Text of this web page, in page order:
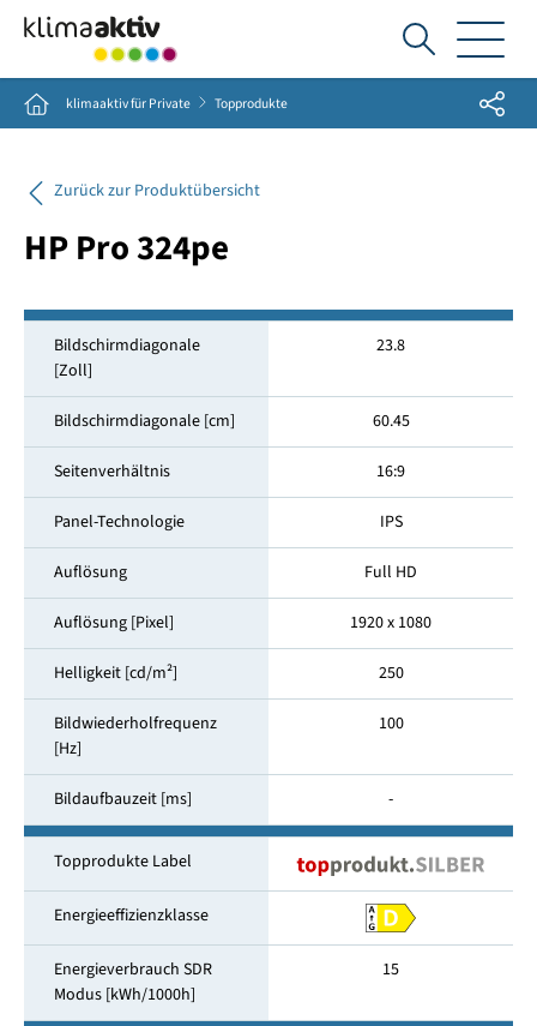
Ich
suche...
Home klimaaktiv für Private Topprodukte Share
Zurück zur Produktübersicht
HP Pro 324pe
Bildschirmdiagonale
[Zoll]
23.8
Bildschirmdiagonale [cm] 60.45
Seitenverhältnis 16:9
Panel-Technologie IPS
Auflösung Full HD
Auflösung [Pixel] 1920 x 1080
Helligkeit [cd/m²] 250
Bildwiederholfrequenz
[Hz]
100
Bildaufbauzeit [ms] -
Topprodukte Label
Energieeffizienzklasse
Energieverbrauch SDR
Modus [kWh/1000h]
15